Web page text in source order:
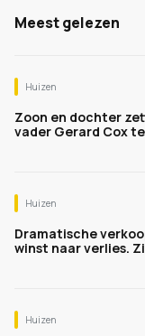
Meest gelezen
Huizen
Zoon en dochter
vader Gerard Cox
Huizen
Dramatische
winst naar verlies.
Huizen